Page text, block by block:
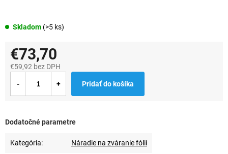
Skladom (>5 ks)
Dodatočné parametre
Kategória: Náradie na zváranie fólií
€73,70
€59,92 bez DPH
cena:
Pridať do košíka